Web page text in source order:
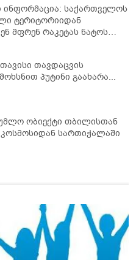
ინფორმაცია: საქართველოს
ტერიტორიიდან
მფრენ რაკეტას ნატოს
ჩაუშლია
თავდაცვის
პუტინი გაახარა...
ობიექტი თბილისთან
ახლოს ანუ კოსმოსიდან სართიჭალაში